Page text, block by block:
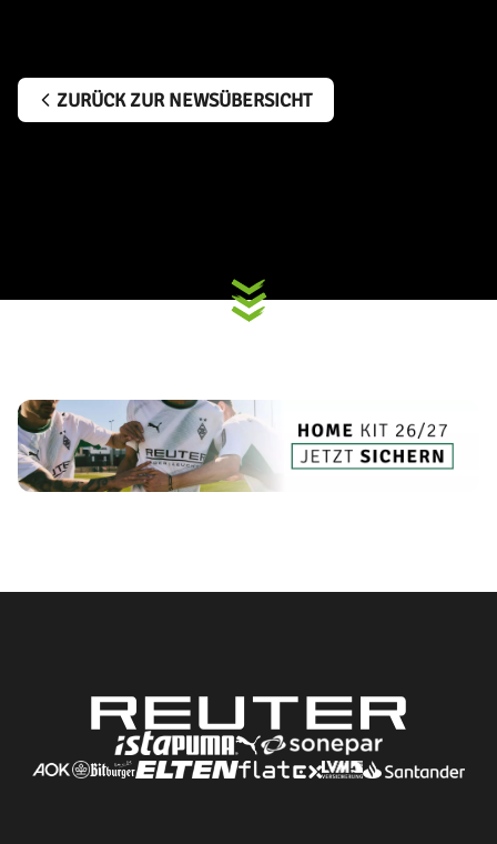
ZURÜCK ZUR NEWSÜBERSICHT